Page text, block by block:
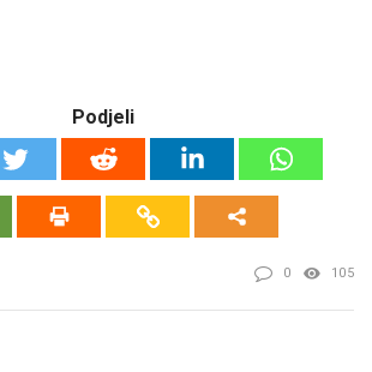
Podjeli
0 105